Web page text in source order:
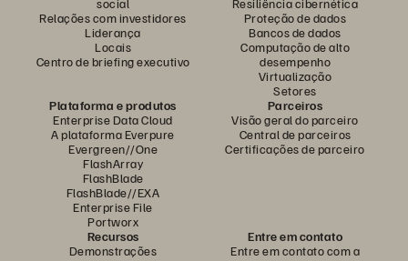
social
Relações com investidores
Liderança
Locais
Centro de briefing executivo
Resiliência cibernética
Proteção de dados
Bancos de dados
Computação de alto
desempenho
Virtualização
Setores
Plataforma e produtos
Enterprise Data Cloud
A plataforma Everpure
Evergreen//One
FlashArray
FlashBlade
FlashBlade//EXA
Enterprise File
Portworx
Parceiros
Visão geral do parceiro
Central de parceiros
Certificações de parceiro
Recursos
Demonstrações
Entre em contato
Entre em contato com a